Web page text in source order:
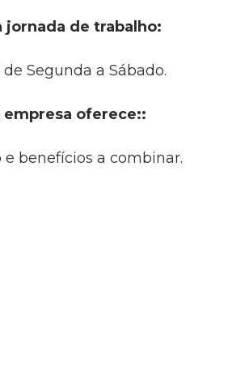
jornada de trabalho:
de Segunda a Sábado.
empresa oferece::
e benefícios a combinar.